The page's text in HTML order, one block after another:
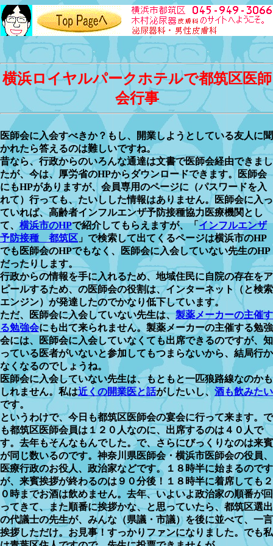
横浜ロイヤルパークホテルで都筑区医師
会行事
医師会に入会すべきか？もし、開業しようとしている友人に聞
かれたら答えるのは難しいですね。
昔なら、行政からのいろんな通達は文書で医師会経由できまし
たが、今は、厚労省のHPからダウンロードできます。医師会
にもHPがありますが、会員専用のページに（パスワードを入
れて）行っても、たいしした情報はありません。医師会に入っ
ていれば、高齢者インフルエンザ予防接種協力医療機関とし
て、横浜市のHPで紹介してもらえますが、「インフルエンザ
予防接種 都筑区 」で検索して出てくるページは横浜市のHP
でも医師会のHPでもなく、医師会に入会していない先生のHP
だったりします。
行政からの情報を手に入れるため、地域住民に自院の存在をア
ピールするため、の医師会の役割は、インターネット（と検索
エンジン）が発達したのでかなり低下しています。
ただ、医師会に入会していない先生は、製薬メーカーの主催す
る勉強会にも出て来られません。製薬メーカーの主催する勉強
会には、医師会に入会していなくても出席できるのですが、知
っている医者がいないと参加してもつまらないから、結局行か
なくなるのでしょうね。
医師会に入会していない先生は、もともと一匹狼路線なのかも
しれません。私は近くの開業医と話がしたいし、 酒も飲みたい
です。
というわけで、今日も都筑区医師会の宴会に行って来ます。で
も都筑区医師会員は１２０人なのに、出席するのは４０人で
す。去年もそんなもんでした。で、さらにびっくりなのは来賓
が同じ数いるのです。神奈川県医師会・横浜市医師会の役員、
医療行政のお役人、政治家などです。１８時半に始まるのです
が、来賓挨拶が終わるのは９０分後！１８時半に着席しても２
０時までお酒は飲めません。去年、いよいよ政治家の順番が回
ってきて、また順番に挨拶かな、と思っていたら、都筑区選出
の代議士の先生が、みんな（県議・市議）を後に並べて、一言
挨拶しただけ。お見事！すっかりファンになりました。でも私